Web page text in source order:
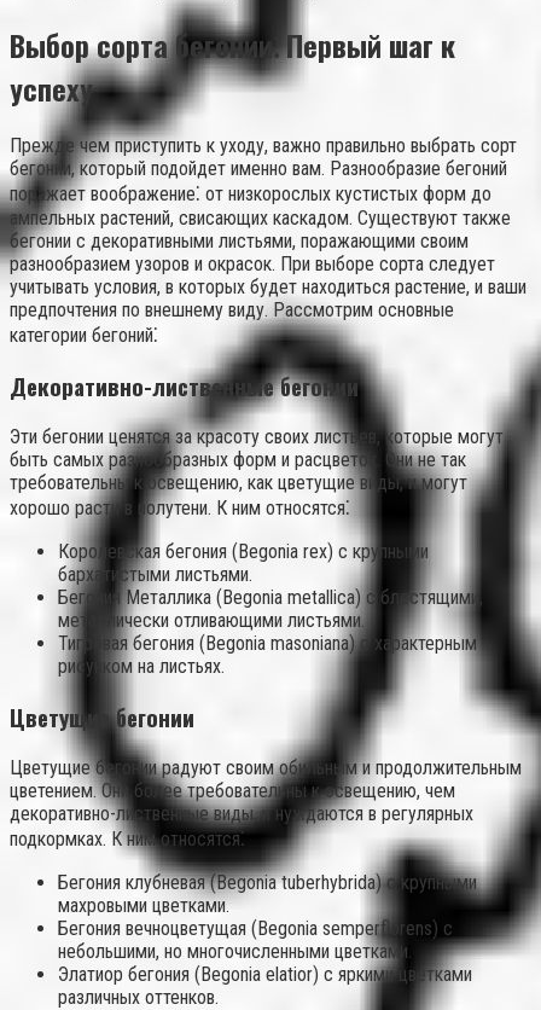
Выбор сорта бегонии⁚ Первый шаг к
успеху
Прежде чем приступить к уходу, важно правильно выбрать сорт
бегонии, который подойдет именно вам. Разнообразие бегоний
поражает воображение⁚ от низкорослых кустистых форм до
ампельных растений, свисающих каскадом. Существуют также
бегонии с декоративными листьями, поражающими своим
разнообразием узоров и окрасок. При выборе сорта следует
учитывать условия, в которых будет находиться растение, и ваши
предпочтения по внешнему виду. Рассмотрим основные
категории бегоний⁚
Декоративно-лиственные бегонии
Эти бегонии ценятся за красоту своих листьев, которые могут
быть самых разнообразных форм и расцветок. Они не так
требовательны к освещению, как цветущие виды, и могут
хорошо расти в полутени. К ним относятся⁚
Королевская бегония (Begonia rex) с крупными
бархатистыми листьями.
Бегония Металлика (Begonia metallica) с блестящими,
металлически отливающими листьями.
Тигровая бегония (Begonia masoniana) с характерным
рисунком на листьях.
Цветущие бегонии
Цветущие бегонии радуют своим обильным и продолжительным
цветением. Они более требовательны к освещению, чем
декоративно-лиственные виды, и нуждаются в регулярных
подкормках. К ним относятся⁚
Бегония клубневая (Begonia tuberhybrida) с крупными
махровыми цветками.
Бегония вечноцветущая (Begonia semperflorens) с
небольшими, но многочисленными цветками.
Элатиор бегония (Begonia elatior) с яркими цветками
различных оттенков.